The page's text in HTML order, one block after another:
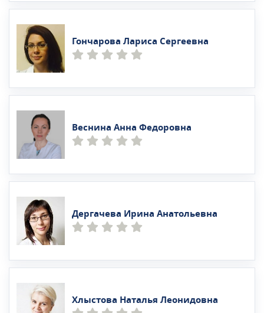
Гончарова Лариса Сергеевна
Веснина Анна Федоровна
Дергачева Ирина Анатольевна
Хлыстова Наталья Леонидовна